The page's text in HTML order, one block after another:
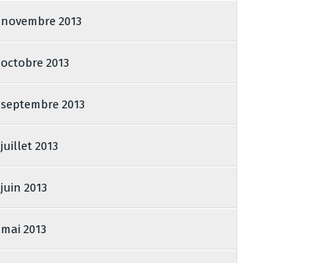
novembre 2013
octobre 2013
septembre 2013
juillet 2013
juin 2013
mai 2013